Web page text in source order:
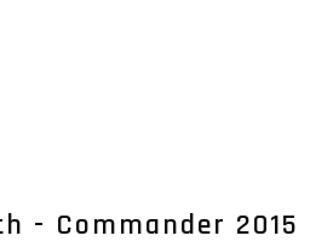
- Commander 2015